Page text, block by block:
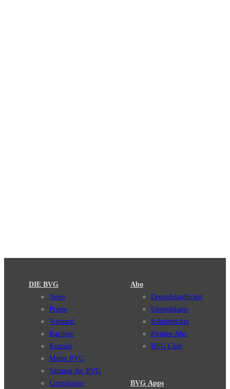
DIE BVG
News
Presse
Vorstand
Karriere
Kontakt
Meine BVG
Satzung der BVG
Compliance
Abo
Deutschlandticket
Umweltkarte
Schülerticket
Firmen-Abo
BVG Club
BVG Apps